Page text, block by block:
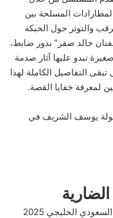
المسلحة بين
والتوتر حول الحبكة
خالد صقر” بدور ضابط،
تبدو عليها آثار صدمة
التفاصيل الكاملة لهذا
لمعرفة خفايا القصة.
يوسف الشريف في
فيما يلي اسماء ابطال مسلسل الضارية السعودي الخليجي 2025